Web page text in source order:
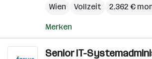
Wien
Vollzeit 2.362 €
Merken
Senior IT-